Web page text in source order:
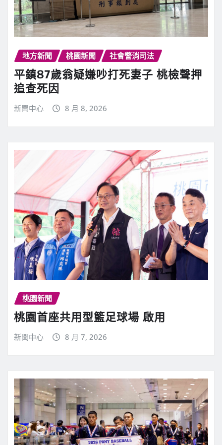
地方新聞 桃園新聞 社會警消司法
平鎮87歲翁疑嫌吵打死妻子 桃檢聲押
追查死因
新聞中心 8 月 8, 2026
桃園新聞
桃園首座共用型籃足球場 啟用
新聞中心 8 月 7, 2026